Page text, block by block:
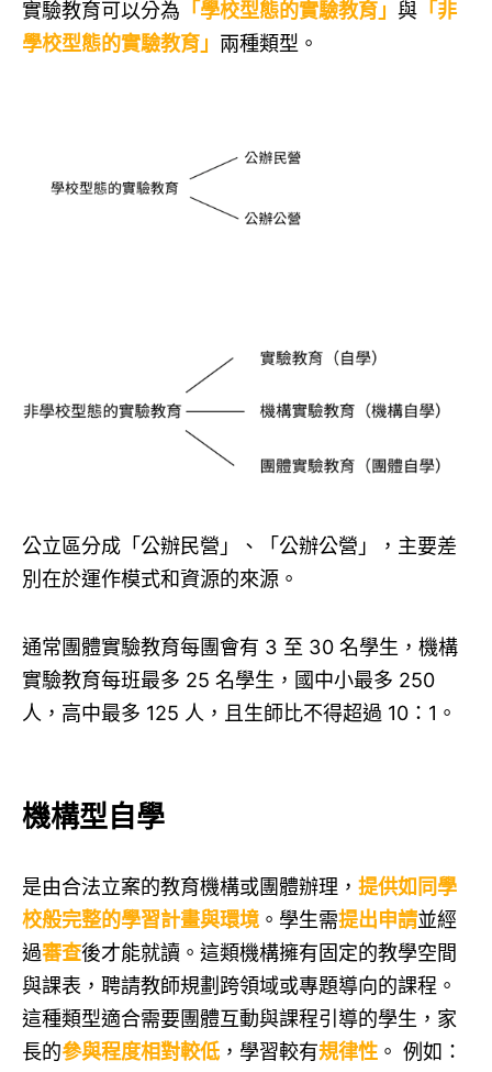
實驗教育可以分為 「學校型態的實驗教育」 與 「非
學校型態的實驗教育」 兩種類型。
公立區分成「公辦民營」、「公辦公營」，主要差
別在於運作模式和資源的來源。
通常團體實驗教育每團會有 3 至 30 名學生，機構
實驗教育每班最多 25 名學生，國中小最多 250
人，高中最多 125 人，且生師比不得超過 10：1。
機構型自學
是由合法立案的教育機構或團體辦理， 提供如同學
校般完整的學習計畫與環境 。學生需提出申請並經
過審查後才能就讀。這類機構擁有固定的教學空間
與課表，聘請教師規劃跨領域或專題導向的課程。
這種類型適合需要團體互動與課程引導的學生，家
長的參與程度相對較低，學習較有規律性 。 例如：